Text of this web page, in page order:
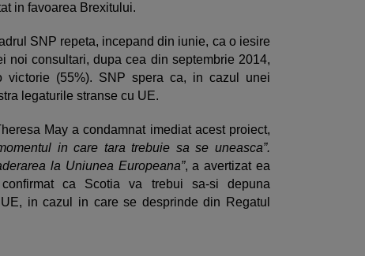
in favoarea Brexitului.
SNP repeta, incepand din iunie, ca o iesire
noi consultari, dupa cea din septembrie 2014,
victorie (55%). SNP spera ca, in cazul unei
legaturile stranse cu UE.
May a condamnat imediat acest proiect,
in care tara trebuie sa se uneasca”.
la Uniunea Europeana”, a avertizat ea
ca Scotia va trebui sa-si depuna
in cazul in care se desprinde din Regatul